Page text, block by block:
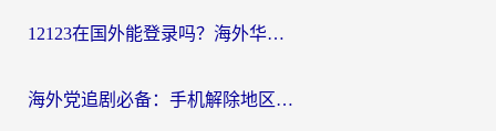
12123在国外能登录吗？海外华人必看的回国加速实用指南
海外党追剧必备：手机解除地区限制app怎么选？解决央视视频&国内剧地区限制全指南